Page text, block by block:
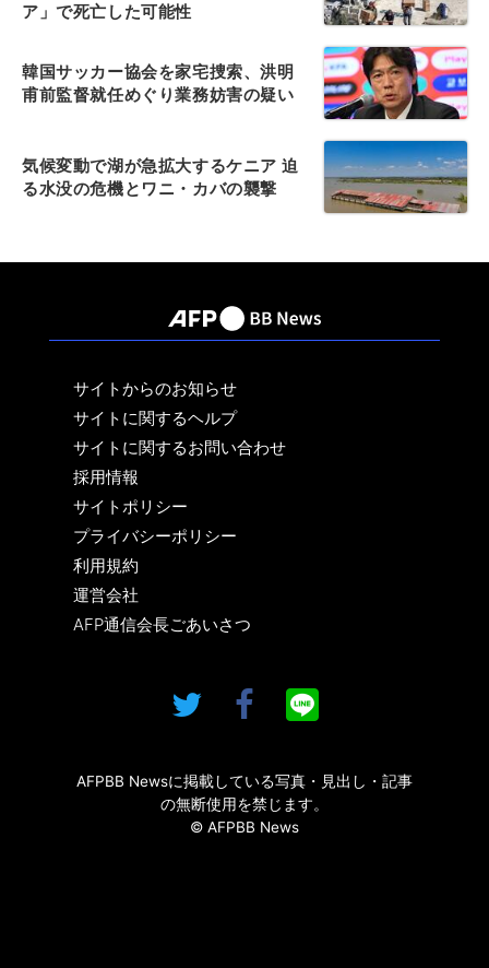
ア」で死亡した可能性
韓国サッカー協会を家宅捜索、洪明
甫前監督就任めぐり業務妨害の疑い
気候変動で湖が急拡大するケニア 迫
る水没の危機とワニ・カバの襲撃
サイトからのお知らせ
サイトに関するヘルプ
サイトに関するお問い合わせ
採用情報
サイトポリシー
プライバシーポリシー
利用規約
運営会社
AFP通信会長ごあいさつ
AFPBB Newsに掲載している写真・見出し・記事
の無断使用を禁じます。
© AFPBB News